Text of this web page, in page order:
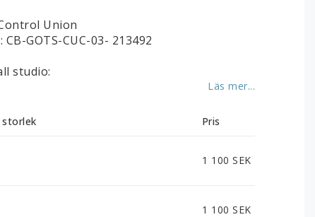
Union
GOTS-CUC-03- 213492
studio:
Läs mer...
storlek Pris
1 100 SEK
1 100 SEK